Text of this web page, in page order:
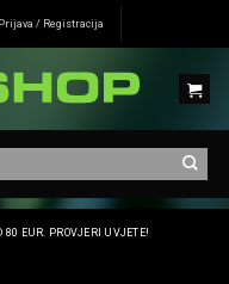
Prijava / Registracija
EUR. PROVJERI UVJETE!